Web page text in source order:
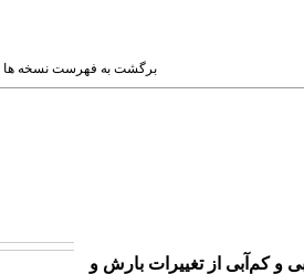
برگشت به فهرست نسخه ها
و کم‌آبی از تغییرات بارش و